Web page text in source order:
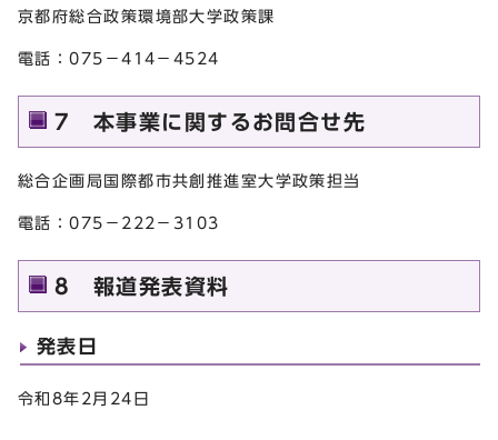
京都府総合政策環境部大学政策課
電話：075－414－4524
7 本事業に関するお問合せ先
総合企画局国際都市共創推進室大学政策担当
電話：075−222−3103
8 報道発表資料
発表日
令和8年2月24日